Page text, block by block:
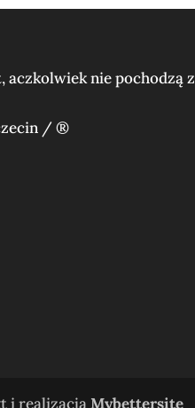
aczkolwiek nie pochodzą z
/ ®
i realizacja Mybettersite